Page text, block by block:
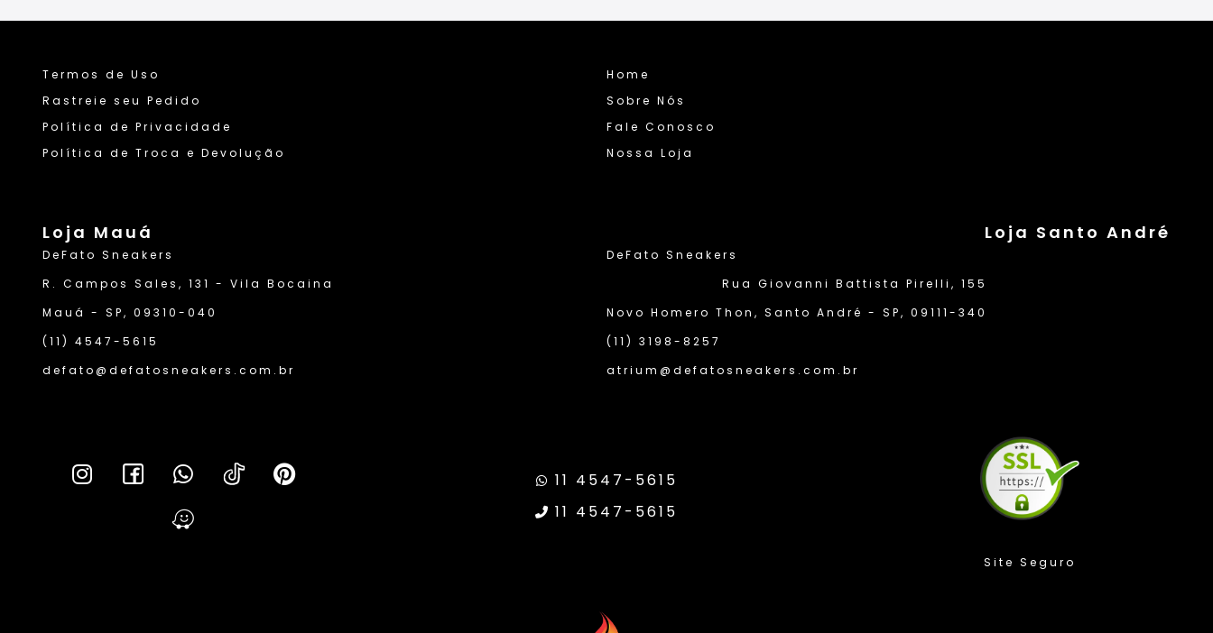
Termos de Uso
Rastreie seu Pedido
Política de Privacidade
Política de Troca e Devolução
Home
Sobre Nós
Fale Conosco
Nossa Loja
Loja Mauá
DeFato Sneakers
R. Campos Sales, 131 - Vila Bocaina
Mauá - SP, 09310-040
(11) 4547-5615
defato@defatosneakers.com.br
Loja Santo André
DeFato Sneakers
Rua Giovanni Battista Pirelli, 155
Novo Homero Thon, Santo André - SP, 09111-340
(11) 3198-8257
atrium@defatosneakers.com.br
11 4547-5615
11 4547-5615
Compra Protegida